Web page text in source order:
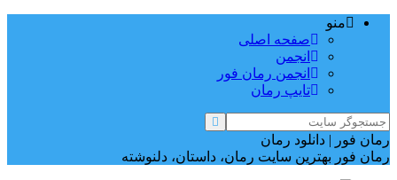
منو
صفحه اصلی
انجمن
انجمن رمان فور
تایپ رمان
رمان فور | دانلود رمان
رمان فور بهترین سایت رمان، داستان، دلنوشته